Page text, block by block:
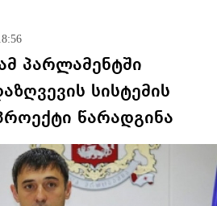
პარლამენტში
სისტემის
წარადგინა